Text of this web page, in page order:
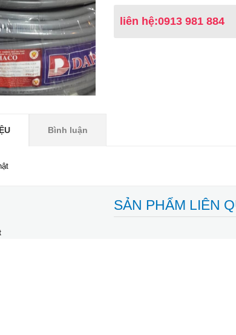
liên hệ:0913 981 884
Bình luận
SẢN PHẨM LIÊN